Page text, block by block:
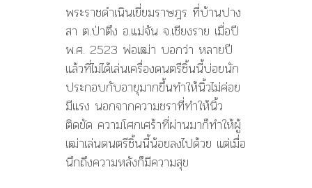
พระราชดำเนินเยี่ยมราษฎร ที่บ้านปาง
สา ต.ป่าตึง อ.แม่จัน จ.เชียงราย เมื่อปี
พ.ศ. 2523 พ่อเฒ่า บอกว่า หลายปี
แล้วที่ไม่ได้เล่นเครื่องดนตรีชิ้นนี้บ่อยนัก
ประกอบกับอายุมากขึ้นทำให้นิ้วไม่ค่อย
มีแรง นอกจากความชราที่ทำให้นิ้ว
ติดขัด ความโศกเศร้าที่ผ่านมาก็ทำให้ผู้
เฒ่าเล่นดนตรีชิ้นนี้น้อยลงไปด้วย แต่เมื่อ
นึกถึงความหลังก็มีความสุข